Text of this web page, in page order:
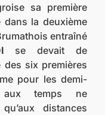
sa première
dans la deuxième
entraîné
se devait de
des six premières
pour les demi-
aux temps ne
distances